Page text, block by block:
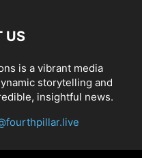
US
is a vibrant media
storytelling and
insightful news.